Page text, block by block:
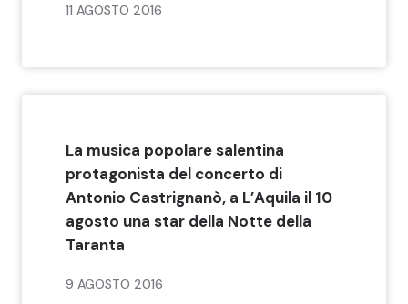
11 AGOSTO 2016
La musica popolare salentina
protagonista del concerto di
Antonio Castrignanò, a L’Aquila il 10
agosto una star della Notte della
Taranta
9 AGOSTO 2016